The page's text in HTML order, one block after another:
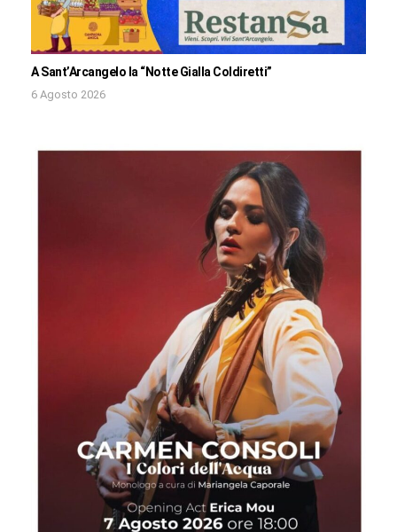
A Sant’Arcangelo la “Notte Gialla Coldiretti”
6 Agosto 2026